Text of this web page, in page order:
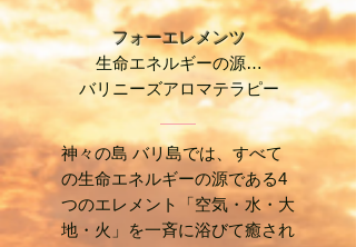
フォーエレメンツ
生命エネルギーの源…
バリニーズアロマテラピー
神々の島 バリ島では、すべて
の生命エネルギーの源である4
つのエレメント「空気・水・大
地・火」を一斉に浴びて癒され